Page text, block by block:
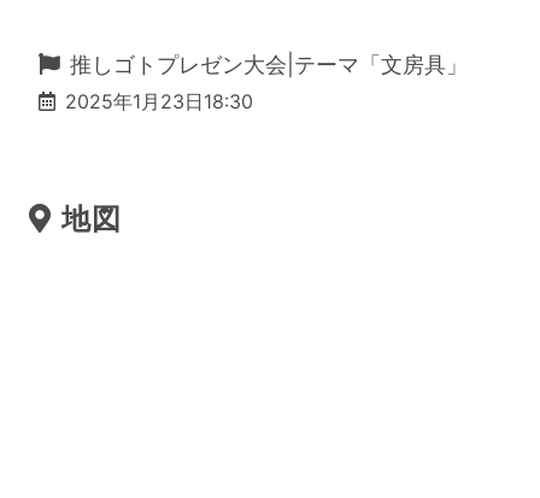
推しゴトプレゼン大会|テーマ「文房具」
2025年1月23日18:30
地図